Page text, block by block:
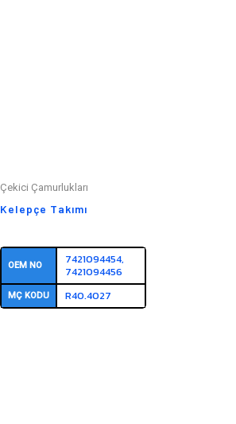
Çekici Çamurlukları
Kelepçe Takımı
OEM NO
7421094454,
7421094456
MÇ KODU R40.4027